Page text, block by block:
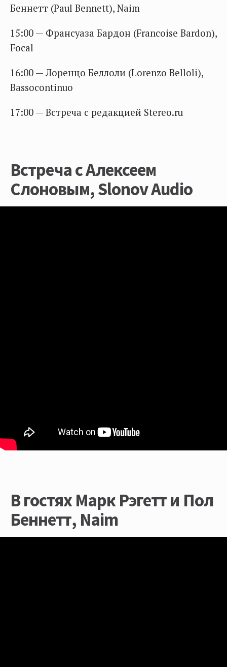
Беннетт (Paul Bennett), Naim
15:00 — Франсуаза Бардон (Francoise Bardon),
Focal
16:00 — Лоренцо Беллоли (Lorenzo Belloli),
Bassocontinuo
17:00 — Встреча с редакцией Stereo.ru
Встреча с Алексеем
Слоновым, Slonov Audio
В гостях Марк Рэгетт и Пол
Беннетт, Naim